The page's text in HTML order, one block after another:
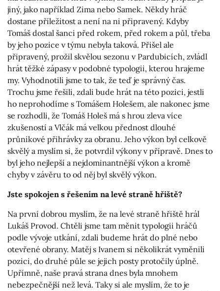
jiný, jako například Zima nebo Samek. Někdy hráč
dostane příležitost a není na ni připravený. Kdyby
Tomáš dostal šanci před rokem, před rokem a půl, třeba
by jeho pozice v týmu nebyla taková. Přišel ale
připravený, prožil skvělou sezonu v Pardubicích, zvládl
hrát těžké zápasy v podobné typologii, kterou hrajeme
my. Vyhodnotili jsme to tak, že teď je správný čas.
Trochu jsme řešili, zdali bude hrát na této pozici, jestli
ho neprohodíme s Tomášem Holešem, ale nakonec jsme
se rozhodli, že Tomáš Holeš má s hrou zleva více
zkušeností a Vlčák má velkou přednost dlouhé
průnikové přihrávky za obranu. Jeho výkon byl celkově
skvělý a myslím si, že potvrdil výkony v přípravě. Dnes to
byl jeho nejlepší a nejdominantnější výkon a kromě
chyby v závěru to od něj byl skvělý výkon.
Jste spokojen s řešením na levé straně hřiště?
Na první dobrou myslím, že na levé straně hřiště hrál
Lukáš Provod. Chtěli jsme tam měnit typologii hráčů
podle vývoje utkání, zdali budeme hrát do plné nebo
otevřené obrany. Matěj s Ivanem si několikrát vyměnili
pozici, do druhé půle se jejich posty protočily úplně.
Upřímně, naše pravá strana dnes byla mnohem
nebezpečnější než levá. Taky si ale myslím, že to je